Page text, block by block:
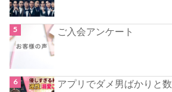
ご入会アンケート
アプリでダメ男ばかりと